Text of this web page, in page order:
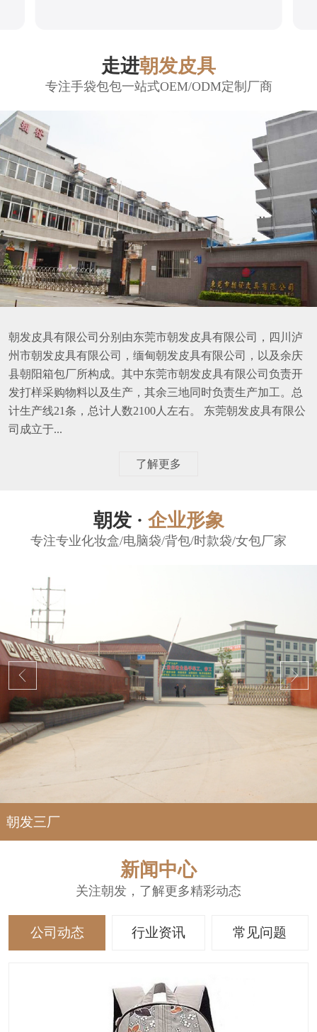
走进朝发皮具
专注手袋包包一站式OEM/ODM定制厂商
朝发皮具有限公司分别由东莞市朝发皮具有限公司，四川泸
州市朝发皮具有限公司，缅甸朝发皮具有限公司，以及余庆
县朝阳箱包厂所构成。其中东莞市朝发皮具有限公司负责开
发打样采购物料以及生产，其余三地同时负责生产加工。总
计生产线21条，总计人数2100人左右。 东莞朝发皮具有限公
司成立于...
了解更多
朝发 · 企业形象
专注专业化妆盒/电脑袋/背包/时款袋/女包厂家
朝发三厂
新闻中心
关注朝发，了解更多精彩动态
公司动态 行业资讯 常见问题